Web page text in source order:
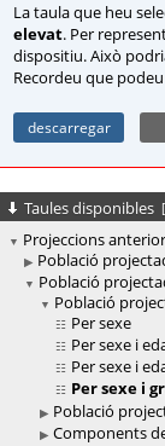
La taula que heu
elevat. Per
dispositiu. Això
Recordeu que podeu
descarregar
Taules disponibles [
Projeccions
Població
Població
Població
Per sexe
Per sexe i
Per sexe i
Per sexe i
Població
Components